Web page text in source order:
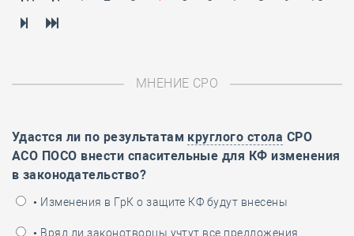
МНЕНИЕ СРО
Удастся ли по результатам круглого стола СРО
АСО ПОСО внести спасительные для КФ изменения
в законодательство?
• Изменения в ГрК о защите КФ будут внесены
• Вряд ли законотворцы учтут все предложения